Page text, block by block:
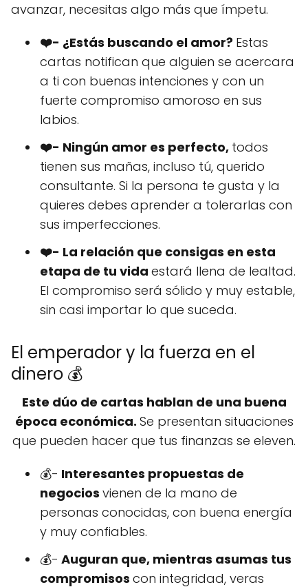
avanzar, necesitas algo más que ímpetu.
❤️- ¿Estás buscando el amor? Estas
cartas notifican que alguien se acercara
a ti con buenas intenciones y con un
fuerte compromiso amoroso en sus
labios.
❤️- Ningún amor es perfecto, todos
tienen sus mañas, incluso tú, querido
consultante. Si la persona te gusta y la
quieres debes aprender a tolerarlas con
sus imperfecciones.
❤️- La relación que consigas en esta
etapa de tu vida estará llena de lealtad.
El compromiso será sólido y muy estable,
sin casi importar lo que suceda.
El emperador y la fuerza en el
dinero 💰
Este dúo de cartas hablan de una buena
época económica. Se presentan situaciones
que pueden hacer que tus finanzas se eleven.
💰- Interesantes propuestas de
negocios vienen de la mano de
personas conocidas, con buena energía
y muy confiables.
💰- Auguran que, mientras asumas tus
compromisos con integridad, veras